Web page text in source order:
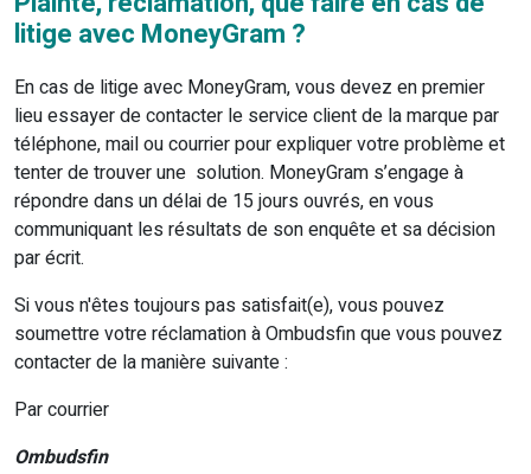
litige avec MoneyGram ?
En cas de litige avec MoneyGram, vous devez en premier
lieu essayer de contacter le service client de la marque par
téléphone, mail ou courrier pour expliquer votre problème et
tenter de trouver une solution. MoneyGram s’engage à
répondre dans un délai de 15 jours ouvrés, en vous
communiquant les résultats de son enquête et sa décision
par écrit.
Si vous n'êtes toujours pas satisfait(e), vous pouvez
soumettre votre réclamation à Ombudsfin que vous pouvez
contacter de la manière suivante :
Par courrier
Ombudsfin